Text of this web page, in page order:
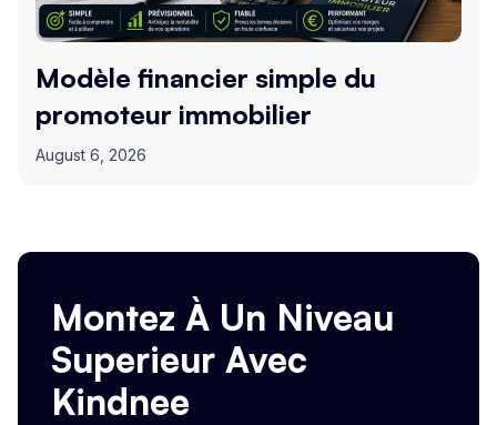
Modèle financier simple du
promoteur immobilier
August 6, 2026
Montez À Un Niveau
Superieur Avec
Kindnee